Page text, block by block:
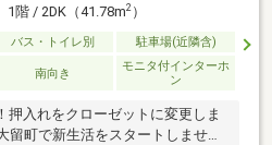
1階 / 2DK（41.78m2）
バス・トイレ別 駐車場(近隣含)
南向き
モニタ付インターホ
ン
押入れをクローゼットに変更しま
町で新生活をスタートしません